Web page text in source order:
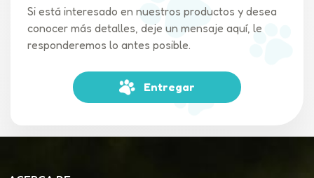
Si está interesado en nuestros productos y desea
conocer más detalles, deje un mensaje aquí, le
responderemos lo antes posible.
Entregar